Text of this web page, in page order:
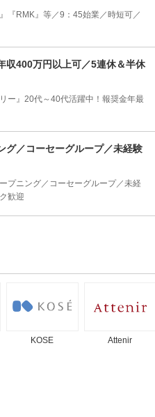
』『RMK』等／9：45始業／時短可／
収400万円以上可／5連休＆半休
リー』20代～40代活躍中！報奨金年最
グ／コーセーグループ／未経験
プニング／コーセーグループ／未経
歓迎
KOSE Attenir